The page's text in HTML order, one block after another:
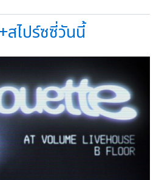
สไปร์ซซี่วันนี้